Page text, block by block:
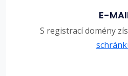
E-
S registrací domény